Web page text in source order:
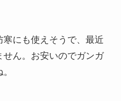
にも使えそうで、最近
ん。お安いのでガンガ